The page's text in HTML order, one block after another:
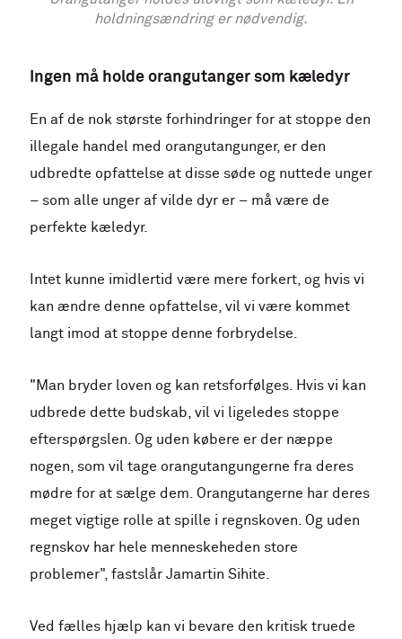
holdningsændring er nødvendig.
Ingen må holde orangutanger som kæledyr
En af de nok største forhindringer for at stoppe den
illegale handel med orangutangunger, er den
udbredte opfattelse at disse søde og nuttede unger
– som alle unger af vilde dyr er – må være de
perfekte kæledyr.
Intet kunne imidlertid være mere forkert, og hvis vi
kan ændre denne opfattelse, vil vi være kommet
langt imod at stoppe denne forbrydelse.
"Man bryder loven og kan retsforfølges. Hvis vi kan
udbrede dette budskab, vil vi ligeledes stoppe
efterspørgslen. Og uden købere er der næppe
nogen, som vil tage orangutangungerne fra deres
mødre for at sælge dem. Orangutangerne har deres
meget vigtige rolle at spille i regnskoven. Og uden
regnskov har hele menneskeheden store
problemer", fastslår Jamartin Sihite.
Ved fælles hjælp kan vi bevare den kritisk truede